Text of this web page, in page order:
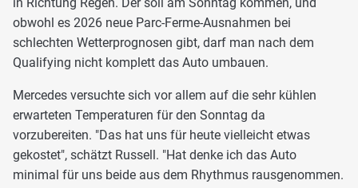
obwohl es 2026 neue Parc-Ferme-Ausnahmen bei
schlechten Wetterprognosen gibt, darf man nach dem
Qualifying nicht komplett das Auto umbauen.
Mercedes versuchte sich vor allem auf die sehr kühlen
erwarteten Temperaturen für den Sonntag da
vorzubereiten. "Das hat uns für heute vielleicht etwas
gekostet", schätzt Russell. "Hat denke ich das Auto
minimal für uns beide aus dem Rhythmus rausgenommen.